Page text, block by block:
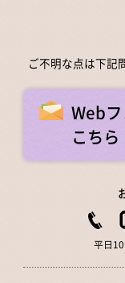
ご不明な点は下記
Webフ
こちら
平日